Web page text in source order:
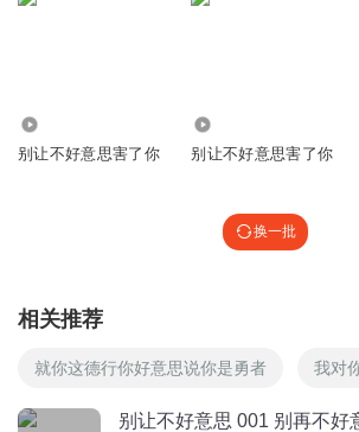
别让不好意思害了你 别让不好意思害了你
换一批
相关推荐
就你这德行你好意思说你是勇者 我对
别让不好意思 001 别再不好